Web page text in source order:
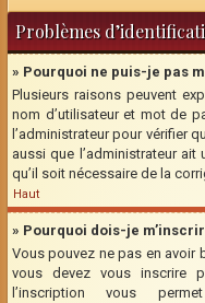
Problèmes
» Pourquoi ne puis-je pas
Plusieurs raisons peuvent
nom d’utilisateur et mot de
l’administrateur pour vérifier
aussi que l’administrateur
qu’il soit nécessaire de la
Haut
» Pourquoi dois-je
Vous pouvez ne pas en avoir
vous devez vous inscrire
l’inscription vous